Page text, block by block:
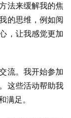
法来缓解我的焦
的思维，例如阅
，让我感觉更加
流。我开始参加
这些活动帮助我
满足。